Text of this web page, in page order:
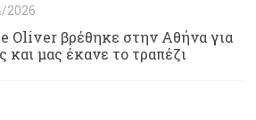
2026
Oliver βρέθηκε στην Αθήνα για
και μας έκανε το τραπέζι